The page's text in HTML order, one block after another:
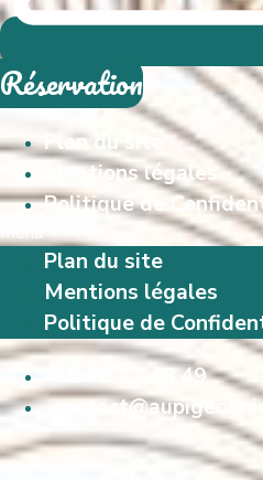
Réservation
Plan du site
Mentions légales
Politique de
Menu
Plan du site
Mentions légales
Politique de
05 46 47 48 49